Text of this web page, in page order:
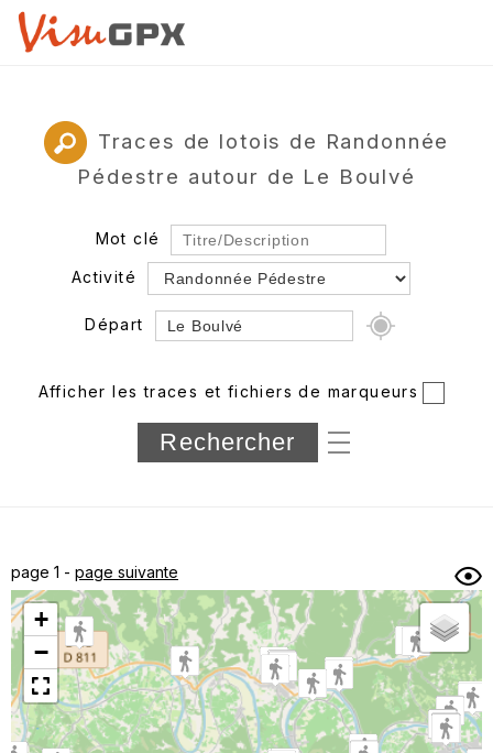
Traces de lotois de Randonnée
Pédestre autour de Le Boulvé
Mot clé
Activité
Départ
Département
Longueur min/max
sous-dossiers
Trier par
Horodatage Photos
Afficher les traces et fichiers de marqueurs
page 1 - page suivante
+
−